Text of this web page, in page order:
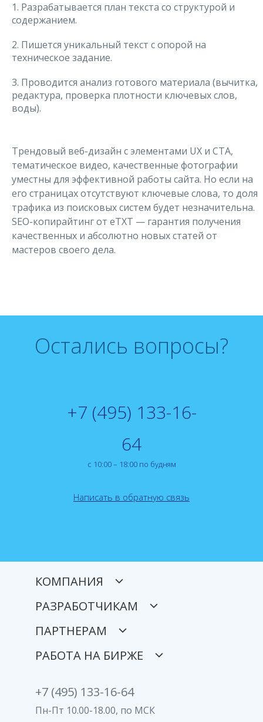
1. Разрабатывается план текста со структурой и
содержанием.
2. Пишется уникальный текст с опорой на
техническое задание.
3. Проводится анализ готового материала (вычитка,
редактура, проверка плотности ключевых слов,
воды).
Трендовый веб-дизайн с элементами UX и CTA,
тематическое видео, качественные фотографии
уместны для эффективной работы сайта. Но если на
его страницах отсутствуют ключевые слова, то доля
трафика из поисковых систем будет незначительна.
SEO-копирайтинг от еТХТ — гарантия получения
качественных и абсолютно новых статей от
мастеров своего дела.
Остались вопросы?
+7 (495) 133-16-
64
с 10:00 – 18:00 по будням
Написать в обратную связь
КОМПАНИЯ
РАЗРАБОТЧИКАМ
ПАРТНЕРАМ
РАБОТА НА БИРЖЕ
+7 (495) 133-16-64
Пн-Пт 10.00-18.00, по МСК